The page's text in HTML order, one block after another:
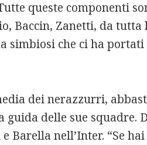
queste componenti
Baccin, Zanetti, da tutta
simbiosi che ci ha portati
dei nerazzurri,
guida delle sue squadre.
Barella nell’Inter. “Se